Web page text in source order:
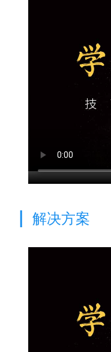
| 解决方案